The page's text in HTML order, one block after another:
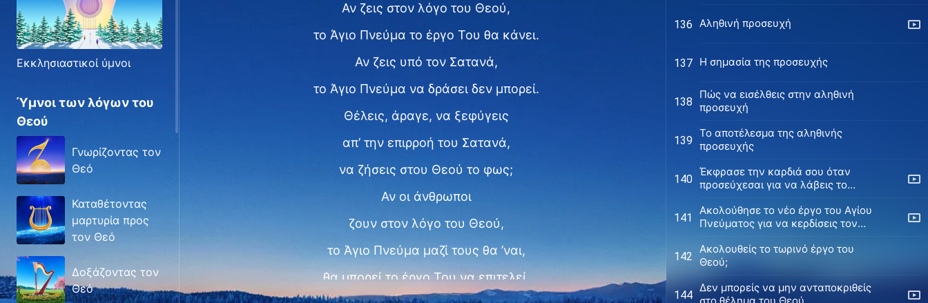
Εκκλησιαστικοί ύμνοι
Ύμνοι των λόγων του
Θεού
Γνωρίζοντας τον
Θεό
Καταθέτοντας
μαρτυρία προς
τον Θεό
Δοξάζοντας τον
Θεό
Αν ζεις στον λόγο του Θεού,
το Άγιο Πνεύμα το έργο Του θα κάνει.
Αν ζεις υπό τον Σατανά,
το Άγιο Πνεύμα να δράσει δεν μπορεί.
Θέλεις, άραγε, να ξεφύγεις
απ’ την επιρροή του Σατανά,
να ζήσεις στου Θεού το φως;
Αν οι άνθρωποι
ζουν στον λόγο του Θεού,
το Άγιο Πνεύμα μαζί τους θα ’ναι,
θα μπορεί το έργο Του να επιτελεί.
136 Αληθινή προσευχή
137 Η σημασία της προσευχής
138
Πώς να εισέλθεις στην αληθινή
προσευχή
139
Το αποτέλεσμα της αληθινής
προσευχής
140
Έκφρασε την καρδιά σου όταν
προσεύχεσαι για να λάβεις το
141
Ακολούθησε το νέο έργο του Αγίου
Πνεύματος για να κερδίσεις τον
142
Ακολουθείς το τωρινό έργο του
Θεού;
144
Δεν μπορείς να μην ανταποκριθείς